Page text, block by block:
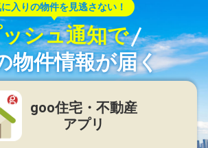
入りの物件を見逃さない！
シュ通知で
物件情報が届く
goo住宅・不動産
アプリ